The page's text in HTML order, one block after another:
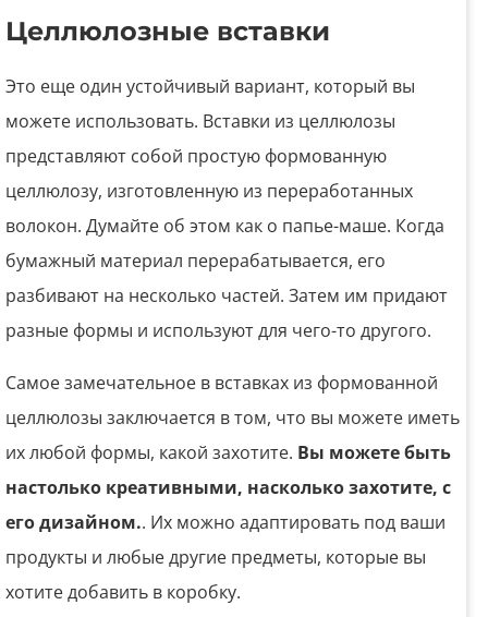
Целлюлозные вставки
Это еще один устойчивый вариант, который вы
можете использовать. Вставки из целлюлозы
представляют собой простую формованную
целлюлозу, изготовленную из переработанных
волокон. Думайте об этом как о папье-маше. Когда
бумажный материал перерабатывается, его
разбивают на несколько частей. Затем им придают
разные формы и используют для чего-то другого.
Самое замечательное в вставках из формованной
целлюлозы заключается в том, что вы можете иметь
их любой формы, какой захотите. Вы можете быть
настолько креативными, насколько захотите, с
его дизайном.. Их можно адаптировать под ваши
продукты и любые другие предметы, которые вы
хотите добавить в коробку.